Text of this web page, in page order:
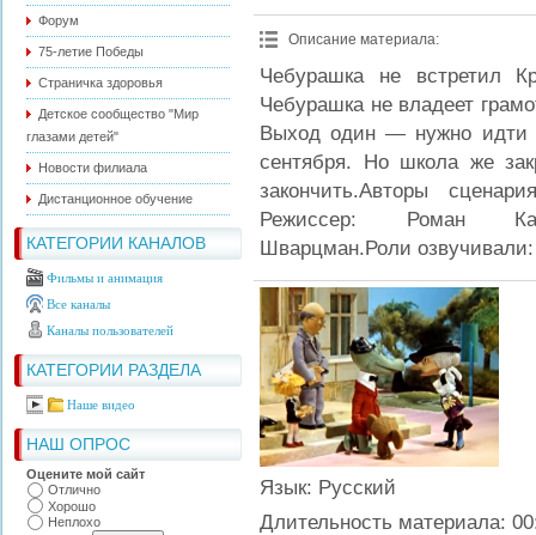
Форум
75-летие Победы
Страничка здоровья
Детское сообщество "Мир
глазами детей"
Новости филиала
Дистанционное обучение
КАТЕГОРИИ КАНАЛОВ
Фильмы и анимация
Все каналы
Каналы пользователей
КАТЕГОРИИ РАЗДЕЛА
Наше видео
НАШ ОПРОС
Оцените мой сайт
Отлично
Хорошо
Неплохо
Описание материала:
Чебурашка не встретил
Чебурашка не владеет
Выход один — нужно идти
сентября. Но школа же
закончить.Авторы
Режиссер: Роман
Шварцман.Роли
Язык: Русский
Длительность материала: